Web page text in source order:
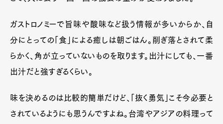
ガストロノミーで旨味や酸味など扱う情報が多いからか、自
分にとっての「食」による癒しは朝ごはん。削ぎ落とされて柔
らかく、角が立っていないものを取ります。出汁にしても、一番
出汁だと強すぎるくらい。
味を決めるのは比較的簡単だけど、「抜く勇気」こそ今必要と
されているようにも思うんですよね。台湾やアジアの料理って